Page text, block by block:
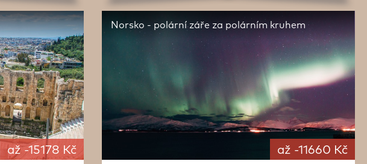
až -15178 Kč až -11660 Kč
Norsko - polární záře za polárním kruhem